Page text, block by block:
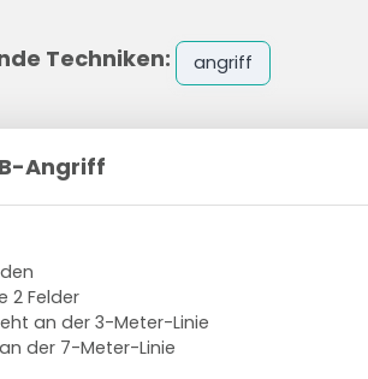
Techniken: angriff
Angriff
2 Felder
an der 3-Meter-Linie
der 7-Meter-Linie